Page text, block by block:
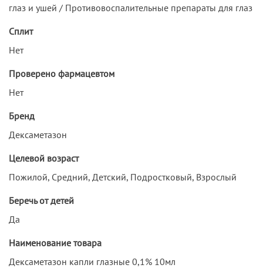
глаз и ушей / Противовоспалительные препараты для глаз
Сплит
Нет
Проверено фармацевтом
Нет
Бренд
Дексаметазон
Целевой возраст
Пожилой, Средний, Детский, Подростковый, Взрослый
Беречь от детей
Да
Наименование товара
Дексаметазон капли глазные 0,1% 10мл